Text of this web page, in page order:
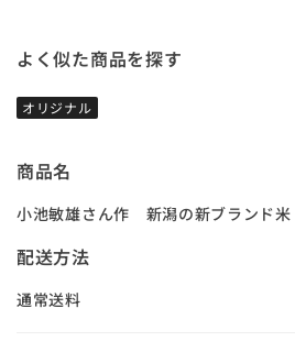
よく似た商品を探す
オリジナル
商品名
小池敏雄さん作 新潟の新ブランド米
配送方法
通常送料